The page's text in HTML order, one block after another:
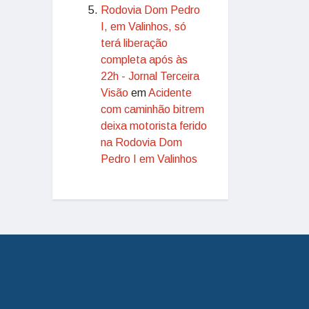
Rodovia Dom Pedro
I, em Valinhos, só
terá liberação
completa após às
22h - Jornal Terceira
Visão emAcidente
com caminhão bitrem
deixa motorista ferido
na Rodovia Dom
Pedro I em Valinhos